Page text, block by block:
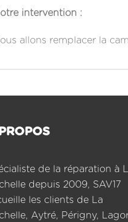
intervention :
allons remplacer la
de la réparation à
depuis 2009, SAV17
les clients de La
Aytré, Périgny,